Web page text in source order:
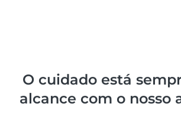
O cuidado está
alcance com o nosso